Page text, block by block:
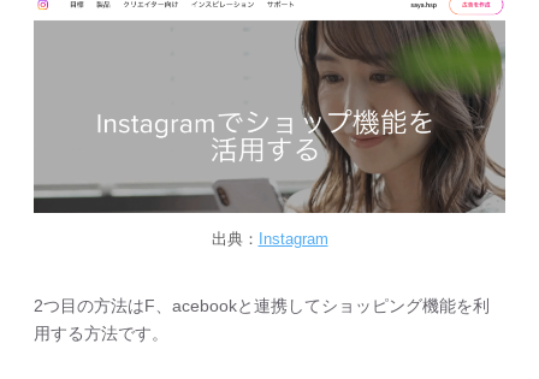
出典： Instagram
2つ目の方法はF、acebookと連携してショッピング機能を利
用する方法です。